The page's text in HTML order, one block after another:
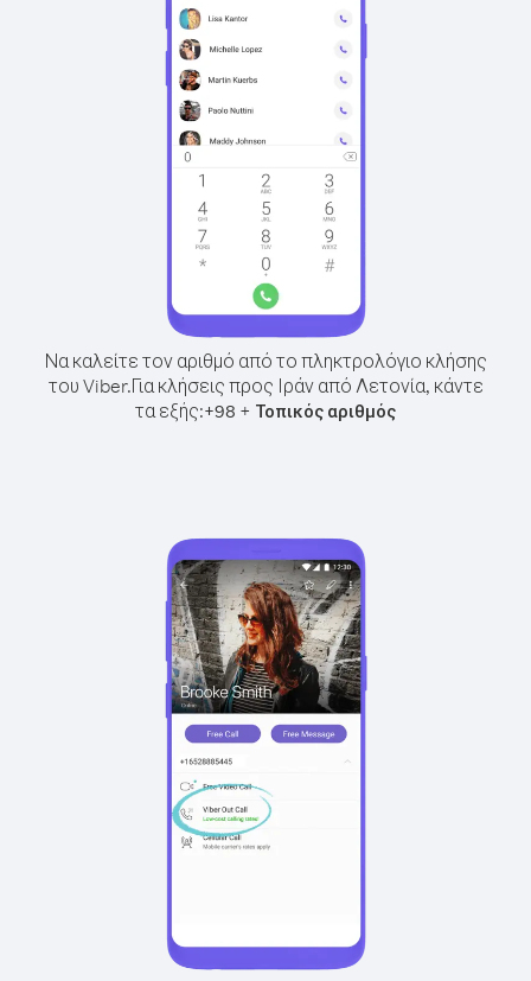
Να καλείτε τον αριθμό από το πληκτρολόγιο κλήσης
του Viber.Για κλήσεις προς Ιράν από Λετονία, κάντε
τα εξής:+98 + Τοπικός αριθμός